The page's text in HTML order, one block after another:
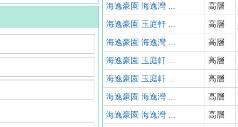
海逸豪園 海逸灣 ...
高層
海逸豪園 玉庭軒 ...
高層
海逸豪園 海逸灣 ...
高層
海逸豪園 玉庭軒 ...
高層
海逸豪園 玉庭軒 ...
高層
海逸豪園 海逸灣 ...
高層
海逸豪園 海逸灣 ...
高層